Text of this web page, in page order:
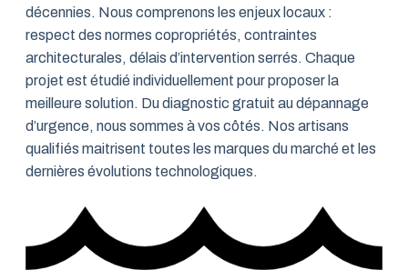
décennies. Nous comprenons les enjeux locaux :
respect des normes copropriétés, contraintes
architecturales, délais d’intervention serrés. Chaque
projet est étudié individuellement pour proposer la
meilleure solution. Du diagnostic gratuit au dépannage
d’urgence, nous sommes à vos côtés. Nos artisans
qualifiés maitrisent toutes les marques du marché et les
dernières évolutions technologiques.